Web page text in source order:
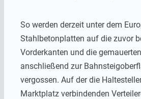
So werden derzeit unter dem
Stahlbetonplatten auf die zuvor
Vorderkanten und die
anschließend zur
vergossen. Auf der die
Marktplatz verbindenden